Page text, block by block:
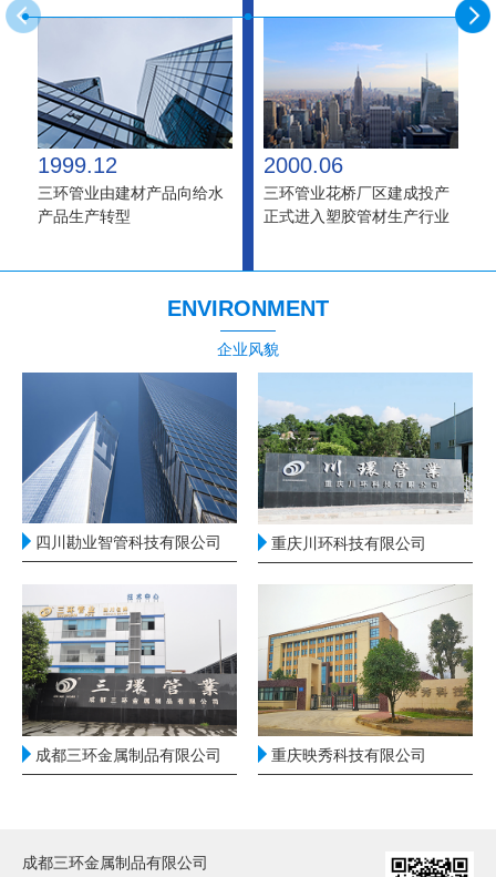
1999.12
三环管业由建材产品向给水
产品生产转型
2000.06
三环管业花桥厂区建成投产
正式进入塑胶管材生产行业
ENVIRONMENT
企业风貌
四川勘业智管科技有限公司 重庆川环科技有限公司
成都三环金属制品有限公司 重庆映秀科技有限公司
成都三环金属制品有限公司